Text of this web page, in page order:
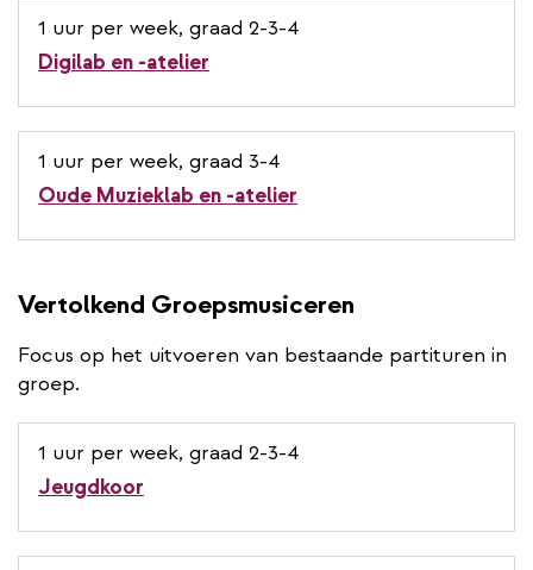
1 uur per week, graad 2-3-4
Digilab en -atelier
1 uur per week, graad 3-4
Oude Muzieklab en -atelier
Vertolkend Groepsmusiceren
Focus op het uitvoeren van bestaande partituren in
groep.
1 uur per week, graad 2-3-4
Jeugdkoor